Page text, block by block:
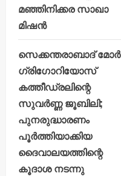
മഞ്ഞിനിക്കര സാഖാ
മിഷൻ
സെക്കന്തരാബാദ് മോർ
ഗ്രിഗോറിയോസ്
കത്തീഡ്രലിന്റെ
സുവർണ്ണ ജൂബിലി;
പുനരുദ്ധാരണം
പൂർത്തിയാക്കിയ
ദൈവാലയത്തിന്റെ
കൂദാശ നടന്നു